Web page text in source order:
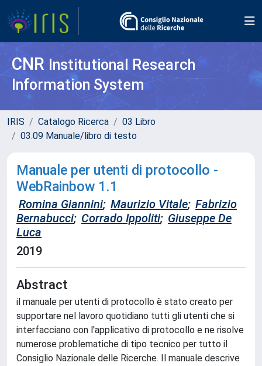
CNR Institutional Research
Information System
IRIS Catalogo Ricerca
03 Libro
03.09 Manuale/libro di testo
Manuale per utenti di protocollo -
WebRainbow 1.1
Romina Giannini; Maurizio Vitale; Fabrizio
Bernabucci; Corrado Ippoliti; Giuseppe De
Luca
2019
Abstract
il manuale per utenti di protocollo è stato creato per
supportare nel lavoro quotidiano tutti gli utenti che si
interfacciano con l'applicativo di protocollo e ne risolve
numerose problematiche di tipo tecnico per tutto il
Consiglio Nazionale delle Ricerche. Il manuale descrive